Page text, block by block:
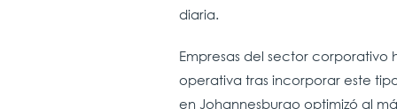
diaria.
Empresas del sector
operativa tras incorporar este
en Johannesburgo optimizó al